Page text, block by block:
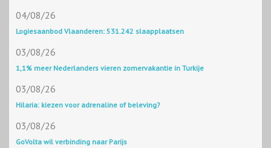
04/08/26
Logiesaanbod Vlaanderen: 531.242 slaapplaatsen
03/08/26
1,1% meer Nederlanders vieren zomervakantie in Turkije
03/08/26
Hilaria: kiezen voor adrenaline of beleving?
03/08/26
GoVolta wil verbinding naar Parijs